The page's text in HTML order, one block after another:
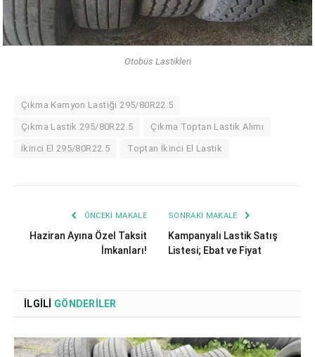
Otobüs Lastikleri
Çıkma Kamyon Lastiği 295/80R22.5
Çıkma Lastik 295/80R22.5 Çıkma Toptan Lastik Alımı
İkinci El 295/80R22.5 Toptan İkinci El Lastik
ÖNCEKI MAKALE
Haziran Ayına Özel Taksit
İmkanları!
SONRAKI MAKALE
Kampanyalı Lastik Satış
Listesi; Ebat ve Fiyat
İLGILI GÖNDERILER